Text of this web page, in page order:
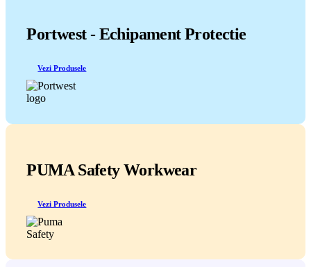
Portwest - Echipament Protectie
Vezi Produsele
PUMA Safety Workwear
Vezi Produsele